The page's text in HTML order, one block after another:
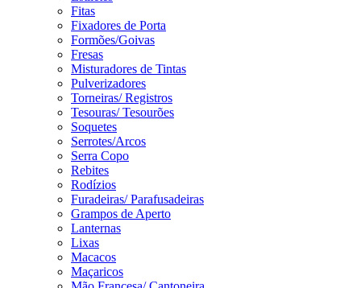
Fitas
Fixadores de Porta
Formões/Goivas
Fresas
Misturadores de Tintas
Pulverizadores
Torneiras/ Registros
Tesouras/ Tesourões
Soquetes
Serrotes/Arcos
Serra Copo
Rebites
Rodízios
Furadeiras/ Parafusadeiras
Grampos de Aperto
Lanternas
Lixas
Macacos
Maçaricos